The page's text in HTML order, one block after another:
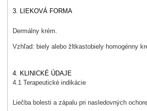
3. LIEKOVÁ FORMA
Dermálny krém.
Vzhľad: biely alebo žltkastobiely homogénny
4. KLINICKÉ ÚDAJE
4.1 Terapeutické indikácie
Liečba bolesti a zápalu pri nasledovných